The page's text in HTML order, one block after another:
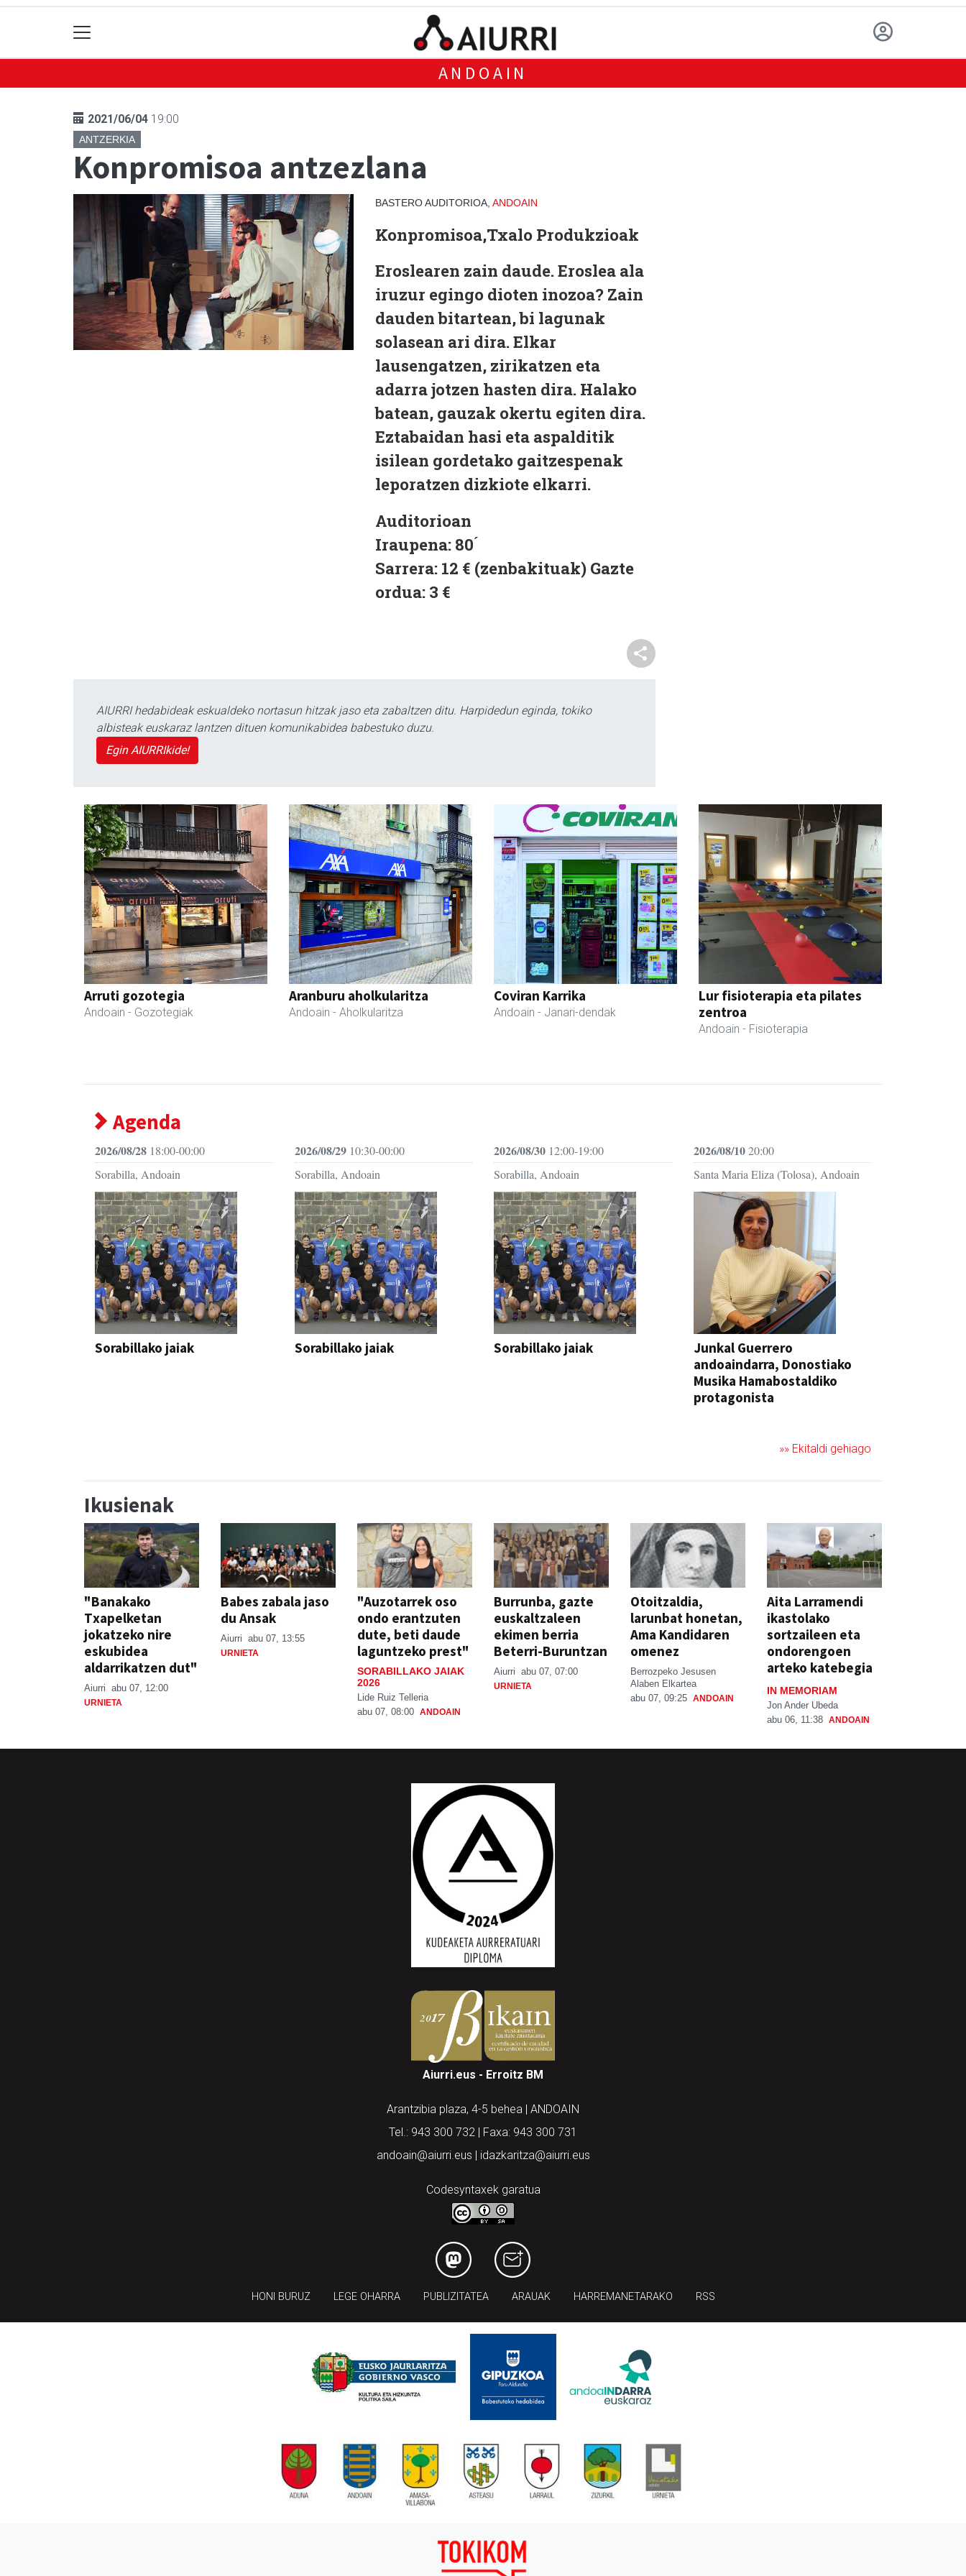
ANDOAIN
2021/06/04 19:00
ANTZERKIA
Konpromisoa antzezlana
BASTERO AUDITORIOA, ANDOAIN
Konpromisoa,Txalo Produkzioak
Eroslearen zain daude. Eroslea ala
iruzur egingo dioten inozoa? Zain
dauden bitartean, bi lagunak
solasean ari dira. Elkar
lausengatzen, zirikatzen eta
adarra jotzen hasten dira. Halako
batean, gauzak okertu egiten dira.
Eztabaidan hasi eta aspalditik
isilean gordetako gaitzespenak
leporatzen dizkiote elkarri.
Auditorioan
Iraupena: 80 ́
Sarrera: 12 € (zenbakituak) Gazte
ordua: 3 €
AIURRI hedabideak eskualdeko nortasun hitzak jaso eta zabaltzen ditu. Harpidedun eginda, tokiko
albisteak euskaraz lantzen dituen komunikabidea babestuko duzu.
Egin AIURRIkide!
Arruti gozotegia
Andoain - Gozotegiak
Aranburu aholkularitza
Andoain - Aholkularitza
Coviran Karrika
Andoain - Janari-dendak
Lur fisioterapia eta pilates
zentroa
Andoain - Fisioterapia
Agenda
2026/08/28 18:00-00:00
Sorabilla, Andoain
Sorabillako jaiak
2026/08/2910:30-00:00
Sorabilla, Andoain
Sorabillako jaiak
2026/08/30 12:00-19:00
Sorabilla, Andoain
Sorabillako jaiak
2026/08/1020:00
Santa Maria Eliza (Tolosa), Andoain
Junkal Guerrero
andoaindarra, Donostiako
Musika Hamabostaldiko
protagonista
»» Ekitaldi gehiago
Ikusienak
"Banakako
Txapelketan
jokatzeko nire
eskubidea
aldarrikatzen dut"
Aiurri abu 07, 12:00
URNIETA
Babes zabala jaso
du Ansak
Aiurri abu 07, 13:55
URNIETA
"Auzotarrek oso
ondo erantzuten
dute, beti daude
laguntzeko prest"
SORABILLAKO JAIAK
2026
Lide Ruiz Telleria
abu 07, 08:00 ANDOAIN
Burrunba, gazte
euskaltzaleen
ekimen berria
Beterri-Buruntzan
Aiurri abu 07, 07:00
URNIETA
Otoitzaldia,
larunbat honetan,
Ama Kandidaren
omenez
Berrozpeko Jesusen
Alaben Elkartea
abu 07, 09:25 ANDOAIN
Aita Larramendi
ikastolako
sortzaileen eta
ondorengoen
arteko katebegia
IN MEMORIAM
Jon Ander Ubeda
abu 06, 11:38 ANDOAIN
Aiurri.eus - Erroitz BM
Arantzibia plaza, 4-5 behea | ANDOAIN
Tel.: 943 300 732 | Faxa: 943 300 731
andoain@aiurri.eus | idazkaritza@aiurri.eus
Codesyntaxek garatua
HONI BURUZ LEGE OHARRA PUBLIZITATEA ARAUAK HARREMANETARAKO RSS